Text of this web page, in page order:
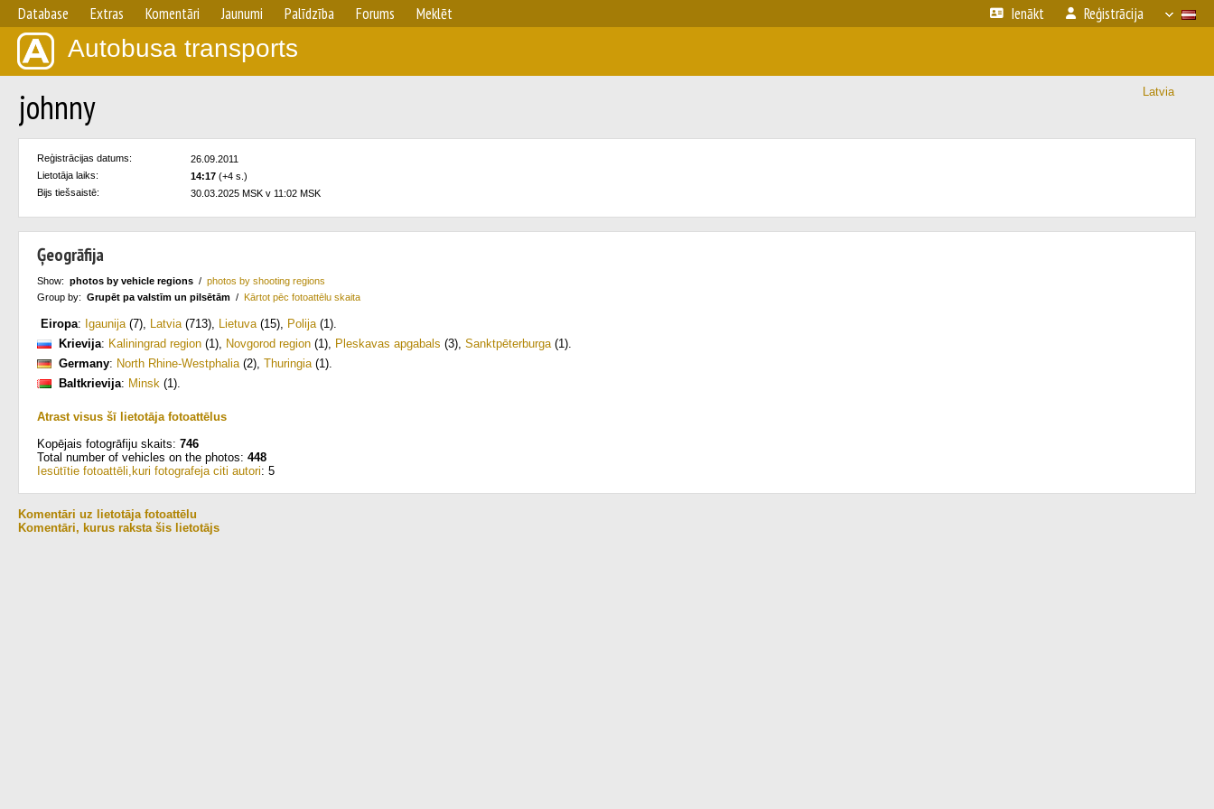
Database Extras Komentāri Jaunumi Palīdzība Forums Meklēt Ienākt Reģistrācija
Autobusa transports
Latvia
johnny
Reģistrācijas datums:
26.09.2011
Lietotāja laiks:
14:17 (+4 s.)
Bijs tiešsaistē:
30.03.2025 MSK v 11:02 MSK
Ģeogrāfija
Show: photos by vehicle regions / photos by shooting regions
Group by: Grupēt pa valstīm un pilsētām / Kārtot pēc fotoattēlu skaita
Eiropa: Igaunija(7), Latvia(713), Lietuva(15), Polija(1).
Krievija: Kaliningrad region (1), Novgorod region (1), Pleskavas apgabals (3), Sanktpēterburga(1).
Germany: North Rhine-Westphalia(2), Thuringia(1).
Baltkrievija: Minsk (1).
Atrast visus šī lietotāja fotoattēlus
Kopējais fotogrāfiju skaits: 746
Total number of vehicles on the photos: 448
Iesūtītie fotoattēli,kuri fotografeja citi autori: 5
Komentāri uz lietotāja fotoattēlu
Komentāri, kurus raksta šis lietotājs